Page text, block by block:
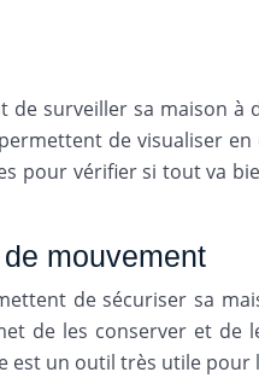
surveiller sa maison
de visualiser
pour vérifier si tout va
mouvement
de sécuriser sa
de les conserver et
est un outil très utile pour